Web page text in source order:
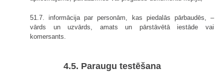
51.7. informācija par personām, kas piedalās pārbaudēs, –
vārds un uzvārds, amats un pārstāvētā iestāde vai
komersants.
4.5. Paraugu testēšana